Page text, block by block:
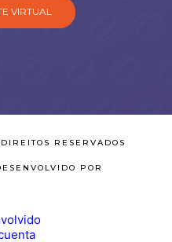
VIRTUAL
RESERVADOS
POR